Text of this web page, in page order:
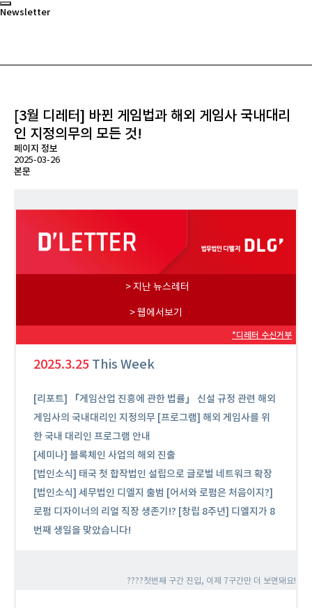
Newsletter
[3월 디레터] 바뀐 게임법과 해외 게임사 국내대리
인 지정의무의 모든 것!
페이지 정보
2025-03-26
본문
> 지난 뉴스레터
> 웹에서보기
*디레터 수신거부
2025.3.25 This Week
[리포트] 「게임산업 진흥에 관한 법률」 신설 규정 관련 해외
게임사의 국내대리인 지정의무 [프로그램] 해외 게임사를 위
한 국내 대리인 프로그램 안내
[세미나] 블록체인 사업의 해외 진출
[법인소식] 태국 첫 합작법인 설립으로 글로벌 네트워크 확장
[법인소식] 세무법인 디엘지 출범 [어서와 로펌은 처음이지?]
로펌 디자이너의 리얼 직장 생존기!? [창립 8주년] 디엘지가 8
번째 생일을 맞았습니다!
????첫번째 구간 진입, 이제 7구간만 더 보면돼요!